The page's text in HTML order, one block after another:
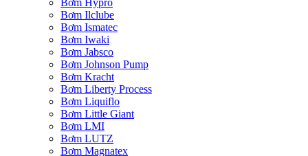
Bơm Ilclube
Bơm Ismatec
Bơm Iwaki
Bơm Jabsco
Bơm Johnson Pump
Bơm Kracht
Bơm Liberty Process
Bơm Liquiflo
Bơm Little Giant
Bơm LMI
Bơm LUTZ
Bơm Magnatex